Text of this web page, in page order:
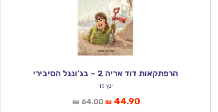
הרפתקאות דוד אריה 2 – בג’ונגל הסיבירי
ינץ לוי
₪ 64.00המחיר
₪ 44.90המחיר